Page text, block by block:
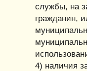
службы, на
гражданин,
4) наличия